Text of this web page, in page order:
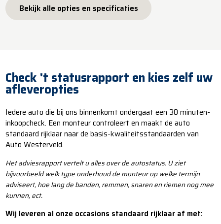
Bekijk alle opties en specificaties
Check 't statusrapport en kies zelf uw
afleveropties
Iedere auto die bij ons binnenkomt ondergaat een 30 minuten-
inkoopcheck. Een monteur controleert en maakt de auto
standaard rijklaar naar de basis-kwaliteitsstandaarden van
Auto Westerveld.
Het adviesrapport vertelt u alles over de autostatus. U ziet
bijvoorbeeld welk type onderhoud de monteur op welke termijn
adviseert, hoe lang de banden, remmen, snaren en riemen nog mee
kunnen, ect.
Wij leveren al onze occasions standaard rijklaar af met: